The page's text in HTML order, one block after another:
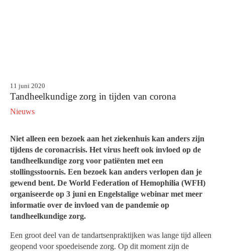
11 juni 2020
Tandheelkundige zorg in tijden van corona
Nieuws
Niet alleen een bezoek aan het ziekenhuis kan anders zijn
tijdens de coronacrisis. Het virus heeft ook invloed op de
tandheelkundige zorg voor patiënten met een
stollingsstoornis. Een bezoek kan anders verlopen dan je
gewend bent. De World Federation of Hemophilia (WFH)
organiseerde op 3 juni en Engelstalige webinar met meer
informatie over de invloed van de pandemie op
tandheelkundige zorg.
Een groot deel van de tandartsenpraktijken was lange tijd alleen
geopend voor spoedeisende zorg. Op dit moment zijn de